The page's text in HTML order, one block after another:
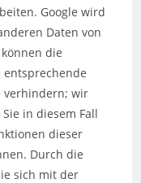
Google wird
Daten von
die
entsprechende
verhindern; wir
in diesem Fall
dieser
Durch die
sich mit der